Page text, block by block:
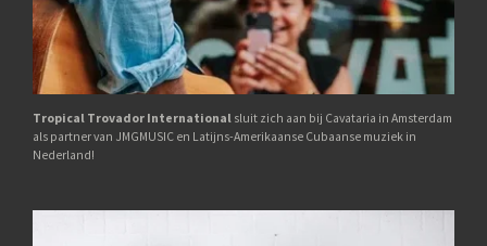
Tropical Trovador International sluit zich aan bij Cavataria in Amsterdam
als partner van JMGMUSIC en Latijns-Amerikaanse Cubaanse muziek in
Nederland!